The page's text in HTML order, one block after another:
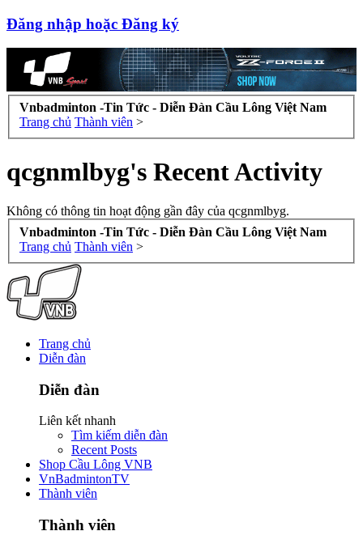
Đăng nhập hoặc Đăng ký
Vnbadminton -Tin Tức - Diễn Đàn Cầu Lông Việt Nam
Trang chủ Thành viên >
qcgnmlbyg's Recent Activity
Không có thông tin hoạt động gần đây của qcgnmlbyg.
Vnbadminton -Tin Tức - Diễn Đàn Cầu Lông Việt Nam
Trang chủ Thành viên >
Trang chủ
Diễn đàn
Diễn đàn
Liên kết nhanh
Tìm kiếm diễn đàn
Recent Posts
Shop Cầu Lông VNB
VnBadmintonTV
Thành viên
Thành viên